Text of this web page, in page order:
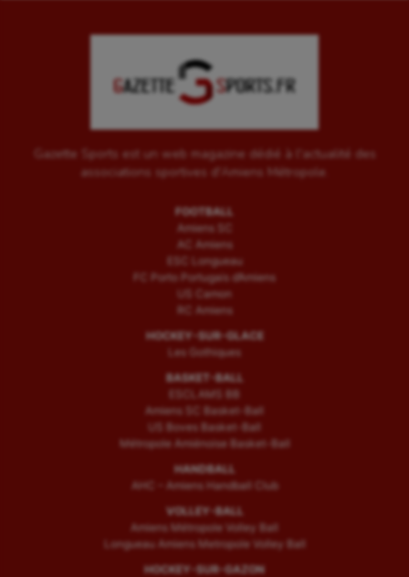
Gazette Sports est un web magazine dédié à l'actualité des
associations sportives d'Amiens Métropole.
FOOTBALL
Amiens SC
AC Amiens
ESC Longueau
FC Porto Portugais d’Amiens
US Camon
RC Amiens
HOCKEY-SUR-GLACE
Les Gothiques
BASKET-BALL
ESCLAMS BB
Amiens SC Basket-Ball
US Boves Basket-Ball
Métropole Amiénoise Basket-Ball
HANDBALL
AHC – Amiens Handball Club
VOLLEY-BALL
Amiens Métropole Volley Ball
Longueau Amiens Metropole Volley Ball
HOCKEY-SUR-GAZON